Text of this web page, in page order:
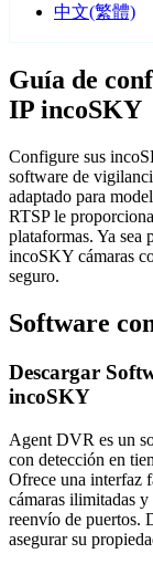
中文(繁體)
Guía de
IP incoSKY
Configure sus
software de
adaptado para
RTSP le
plataformas. Ya sea
incoSKY cámaras
seguro.
Software
Descargar
incoSKY
Agent DVR es un
con detección en
Ofrece una interfaz
cámaras ilimitadas
reenvío de puertos.
asegurar su